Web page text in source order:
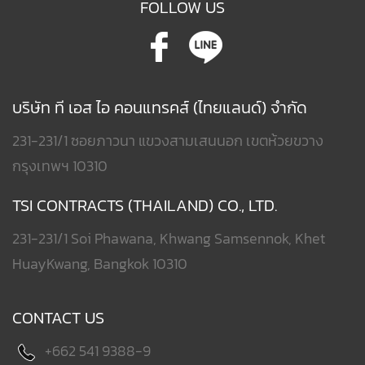
FOLLOW US
บริษัท ที เอส ไอ คอนแทรคส์ (ไทยแลนด์) จำกัด
231-231/1 ซอยภาวนา แขวงสามเสนนอก เขตห้วยขวาง
กรุงเทพฯ 10310
TSI CONTRACTS (THAILAND) CO., LTD.
231-231/1 Soi Phawana, Khwang Samsennok, Khet
HuayKwang, Bangkok 10310
CONTACT US
+662 541 9388-9